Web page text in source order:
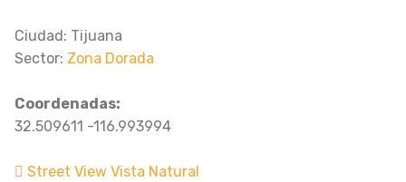
Ciudad: Tijuana
Sector: Zona Dorada
Coordenadas:
32.509611 -116.993994
Street View Vista Natural